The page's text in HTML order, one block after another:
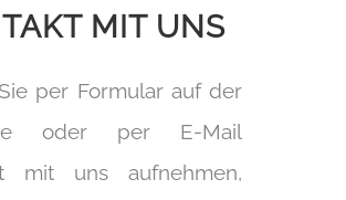
MIT UNS
per Formular auf der
oder per E-Mail
mit uns aufnehmen,